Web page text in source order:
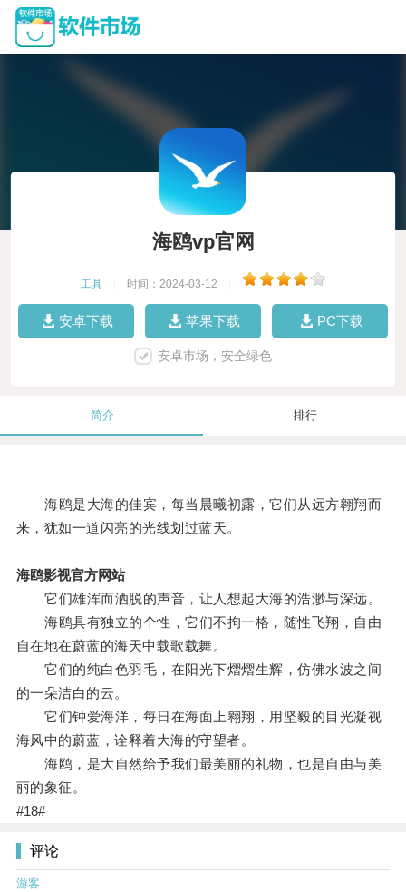
海鸥vp官网
工具 时间：2024-03-12
安卓下载 苹果下载 PC下载
安卓市场，安全绿色
简介 排行
海鸥是大海的佳宾，每当晨曦初露，它们从远方翱翔而
来，犹如一道闪亮的光线划过蓝天。
海鸥影视官方网站
它们雄浑而洒脱的声音，让人想起大海的浩渺与深远。
海鸥具有独立的个性，它们不拘一格，随性飞翔，自由
自在地在蔚蓝的海天中载歌载舞。
它们的纯白色羽毛，在阳光下熠熠生辉，仿佛水波之间
的一朵洁白的云。
它们钟爱海洋，每日在海面上翱翔，用坚毅的目光凝视
海风中的蔚蓝，诠释着大海的守望者。
海鸥，是大自然给予我们最美丽的礼物，也是自由与美
丽的象征。
#18#
评论
游客